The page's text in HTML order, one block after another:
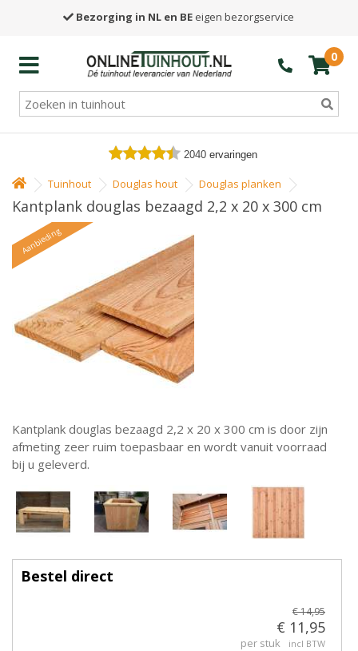
Bezorging in NL en BE eigen bezorgservice
0
2040 ervaringen
Tuinhout Douglas hout Douglas planken
Kantplank douglas bezaagd 2,2 x 20 x 300 cm
Aanbieding
Kantplank douglas bezaagd 2,2 x 20 x 300 cm is door zijn
afmeting zeer ruim toepasbaar en wordt vanuit voorraad
bij u geleverd.
Bestel direct
€ 14,95
€ 11,95
per stuk incl BTW